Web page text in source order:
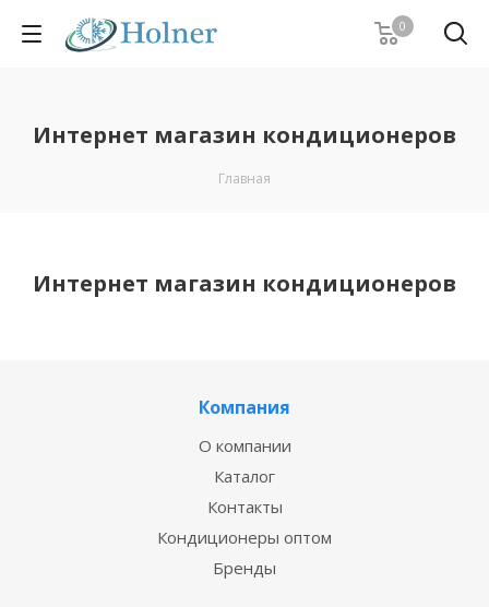
0
Интернет магазин кондиционеров
Главная
Интернет магазин кондиционеров
Компания
О компании
Каталог
Контакты
Кондиционеры оптом
Бренды